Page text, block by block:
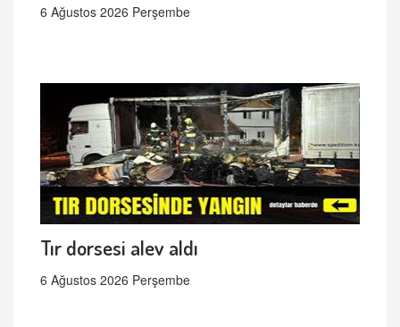
6 Ağustos 2026 Perşembe
Tır dorsesi alev aldı
6 Ağustos 2026 Perşembe